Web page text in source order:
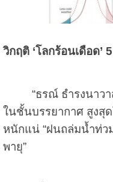
วิกฤติ ‘โลกร้อนเดือด’
“ธรณ์ ธำรงนาว
ในชั้นบรรยากาศ สูงสุ
หนักแน่ “ฝนถล่มน้ำท่ว
พายุ”